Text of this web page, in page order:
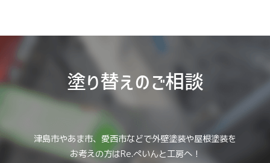
塗り替えのご相談
津島市やあま市、愛西市などで外壁塗装や屋根塗装を
お考えの方はRe.ぺいんと工房へ！